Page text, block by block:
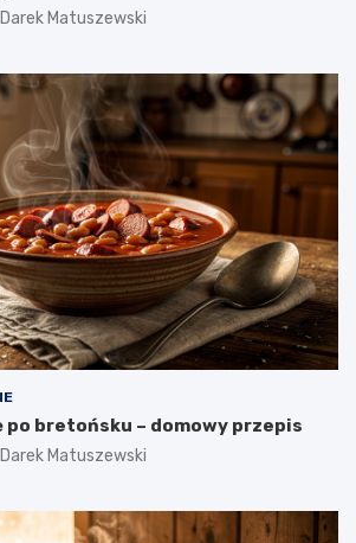
Darek Matuszewski
bretońsku – domowy przepis
Darek Matuszewski